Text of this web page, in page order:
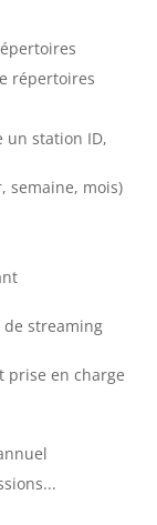
répertoires
un station ID,
semaine, mois)
streaming
prise en charge